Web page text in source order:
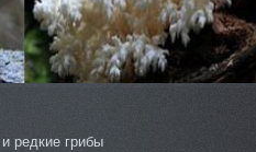
редкие грибы